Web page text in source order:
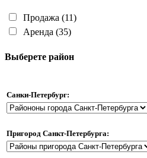
Продажа (11)
Аренда (35)
Выберете район
Санки-Петербург:
Пригород Санкт-Петербурга: